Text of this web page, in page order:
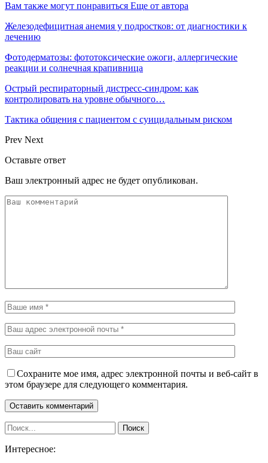
Вам также могут понравиться Еще от автора
Железодефицитная анемия у подростков: от диагностики к
лечению
Фотодерматозы: фототоксические ожоги, аллергические
реакции и солнечная крапивница
Острый респираторный дистресс-синдром: как
контролировать на уровне обычного…
Тактика общения с пациентом с суицидальным риском
Prev Next
Оставьте ответ
Ваш электронный адрес не будет опубликован.
Сохраните мое имя, адрес электронной почты и веб-сайт в
этом браузере для следующего комментария.
Интересное: